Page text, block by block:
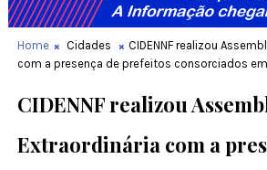
Home Cidades
CIDENNF realizou
com a presença de prefeitos consorciados
CIDENNF realizou
Extraordinária com a